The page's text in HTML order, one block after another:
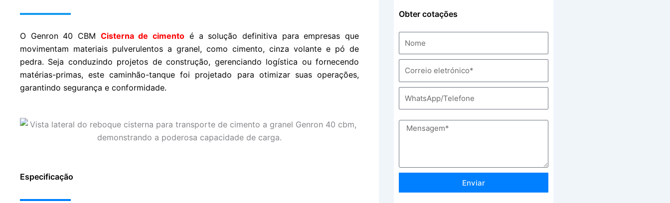
O Genron 40 CBM Cisterna de cimento é a solução definitiva para empresas que
movimentam materiais pulverulentos a granel, como cimento, cinza volante e pó de
pedra. Seja conduzindo projetos de construção, gerenciando logística ou fornecendo
matérias-primas, este caminhão-tanque foi projetado para otimizar suas operações,
garantindo segurança e conformidade.
Especificação
Obter cotações
Enviar